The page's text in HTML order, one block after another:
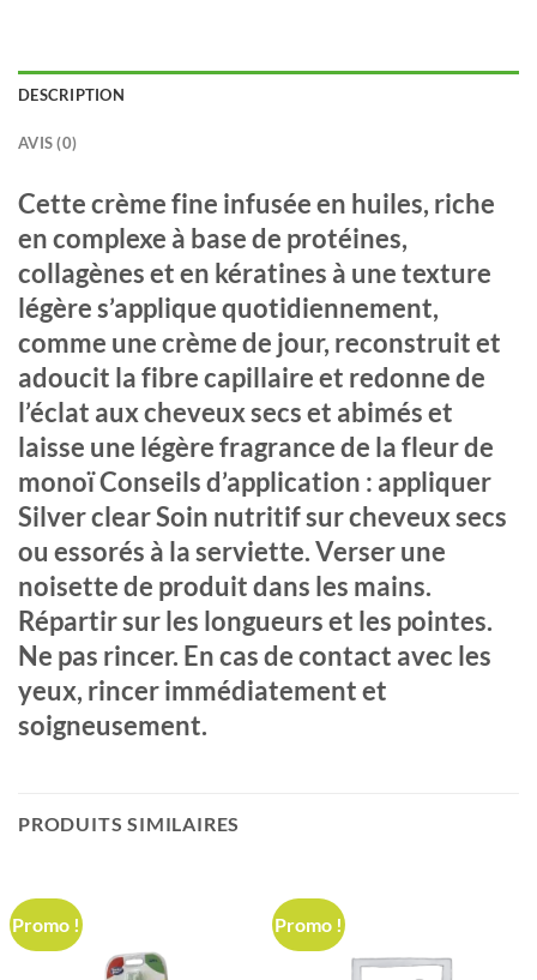
DESCRIPTION
AVIS (0)
Cette crème fine infusée en huiles, riche
en complexe à base de protéines,
collagènes et en kératines à une texture
légère s’applique quotidiennement,
comme une crème de jour, reconstruit et
adoucit la fibre capillaire et redonne de
l’éclat aux cheveux secs et abimés et
laisse une légère fragrance de la fleur de
monoï Conseils d’application : appliquer
Silver clear Soin nutritif sur cheveux secs
ou essorés à la serviette. Verser une
noisette de produit dans les mains.
Répartir sur les longueurs et les pointes.
Ne pas rincer. En cas de contact avec les
yeux, rincer immédiatement et
soigneusement.
PRODUITS SIMILAIRES
Promo ! Promo !